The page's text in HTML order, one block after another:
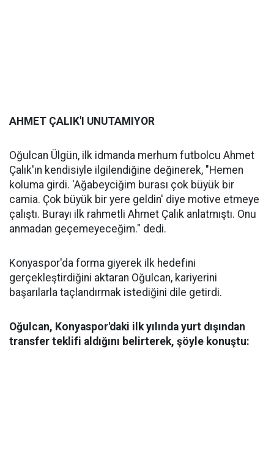
AHMET ÇALIK'I UNUTAMIYOR
Oğulcan Ülgün, ilk idmanda merhum futbolcu Ahmet
Çalık'ın kendisiyle ilgilendiğine değinerek, "Hemen
koluma girdi. 'Ağabeyciğim burası çok büyük bir
camia. Çok büyük bir yere geldin' diye motive etmeye
çalıştı. Burayı ilk rahmetli Ahmet Çalık anlatmıştı. Onu
anmadan geçemeyeceğim." dedi.
Konyaspor'da forma giyerek ilk hedefini
gerçekleştirdiğini aktaran Oğulcan, kariyerini
başarılarla taçlandırmak istediğini dile getirdi.
Oğulcan, Konyaspor'daki ilk yılında yurt dışından
transfer teklifi aldığını belirterek, şöyle konuştu: